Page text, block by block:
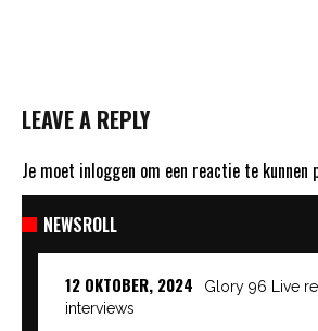
LEAVE A REPLY
Je moet inloggen om een reactie te kunnen
NEWSROLL
12 OKTOBER, 2024
Glory 96 Live
interviews